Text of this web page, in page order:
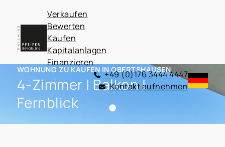
Verkaufen
Bewerten
Kaufen
Kapitalanlagen
Finanzieren
+49 (0)176 3444 4447
Kontakt aufnehmen
WOHNUNG ZU KAUFEN IN OBERTSHAUSEN
4-Zimmer | Balkon |
Fernblick